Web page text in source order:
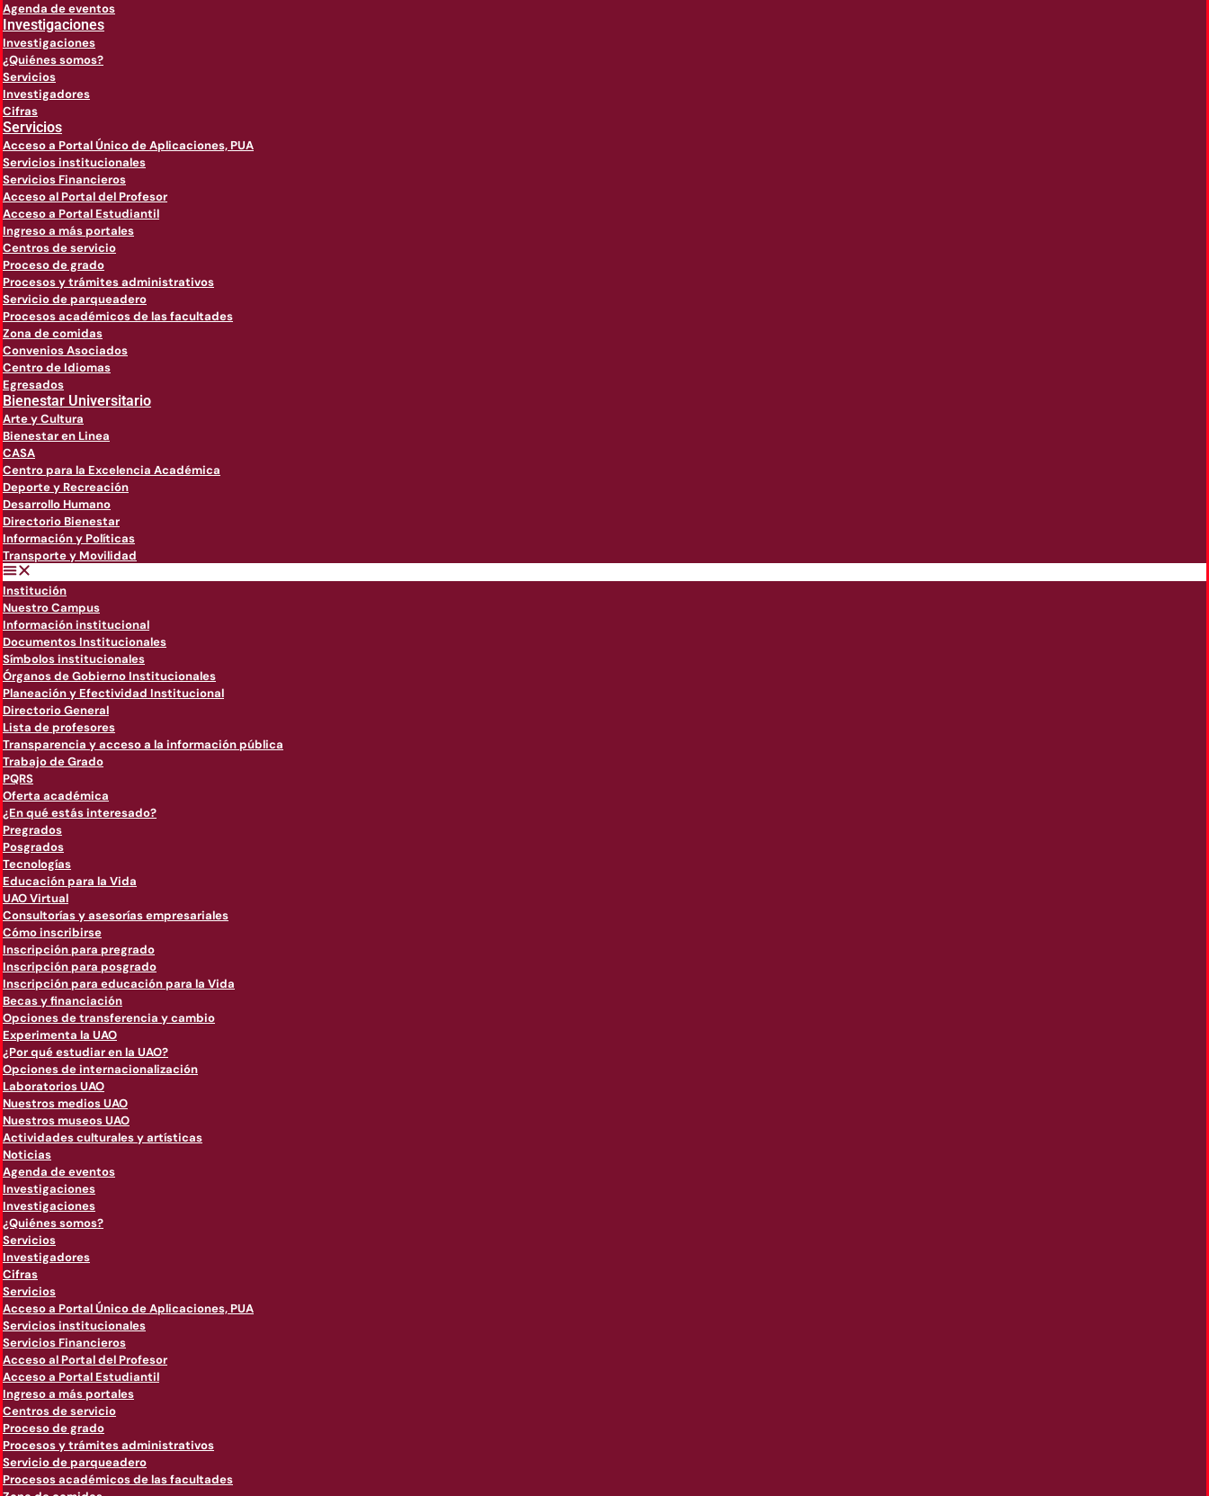
Agenda de eventos
Investigaciones
Investigaciones
¿Quiénes somos?
Servicios
Investigadores
Cifras
Servicios
Acceso a Portal Único de Aplicaciones, PUA
Servicios institucionales
Servicios Financieros
Acceso al Portal del Profesor
Acceso a Portal Estudiantil
Ingreso a más portales
Centros de servicio
Proceso de grado
Procesos y trámites administrativos
Servicio de parqueadero
Procesos académicos de las facultades
Zona de comidas
Convenios Asociados
Centro de Idiomas
Egresados
Bienestar Universitario
Arte y Cultura
Bienestar en Linea
CASA
Centro para la Excelencia Académica
Deporte y Recreación
Desarrollo Humano
Directorio Bienestar
Información y Políticas
Transporte y Movilidad
Institución
Nuestro Campus
Información institucional
Documentos Institucionales
Símbolos institucionales
Órganos de Gobierno Institucionales
Planeación y Efectividad Institucional
Directorio General
Lista de profesores
Transparencia y acceso a la información pública
Trabajo de Grado
PQRS
Oferta académica
¿En qué estás interesado?
Pregrados
Posgrados
Tecnologías
Educación para la Vida
UAO Virtual
Consultorías y asesorías empresariales
Cómo inscribirse
Inscripción para pregrado
Inscripción para posgrado
Inscripción para educación para la Vida
Becas y financiación
Opciones de transferencia y cambio
Experimenta la UAO
¿Por qué estudiar en la UAO?
Opciones de internacionalización
Laboratorios UAO
Nuestros medios UAO
Nuestros museos UAO
Actividades culturales y artísticas
Noticias
Agenda de eventos
Investigaciones
Investigaciones
¿Quiénes somos?
Servicios
Investigadores
Cifras
Servicios
Acceso a Portal Único de Aplicaciones, PUA
Servicios institucionales
Servicios Financieros
Acceso al Portal del Profesor
Acceso a Portal Estudiantil
Ingreso a más portales
Centros de servicio
Proceso de grado
Procesos y trámites administrativos
Servicio de parqueadero
Procesos académicos de las facultades